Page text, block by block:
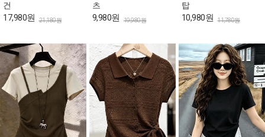
건
17,980원 21,180원
츠
9,980원 19,980원
탑
10,980원 11,780원